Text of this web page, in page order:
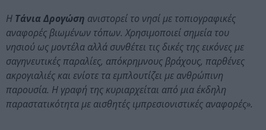
Η Τάνια Δρογώση ανιστορεί το νησί με τοπιογραφικές
αναφορές βιωμένων τόπων. Χρησιμοποιεί σημεία του
νησιού ως μοντέλα αλλά συνθέτει τις δικές της εικόνες με
σαγηνευτικές παραλίες, απόκρημνους βράχους, παρθένες
ακρογιαλιές και ενίοτε τα εμπλουτίζει με ανθρώπινη
παρουσία. Η γραφή της κυριαρχείται από μια έκδηλη
παραστατικότητα με αισθητές ιμπρεσιονιστικές αναφορές».